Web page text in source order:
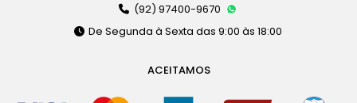
(92) 97400-9670
De Segunda à Sexta das 9:00 às 18:00
ACEITAMOS